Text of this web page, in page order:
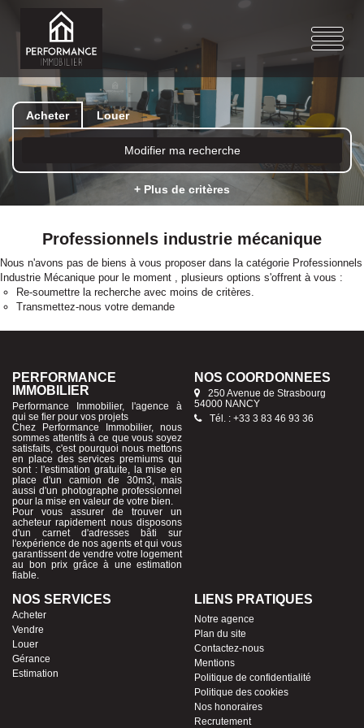
Acheter Louer
Modifier ma recherche
+ Plus de critères
Professionnels industrie mécanique
Nous n'avons pas de biens à vous proposer dans la catégorie Professionnels
Industrie Mécanique pour le moment , plusieurs options s'offrent à vous :
Re-soumettre la recherche avec moins de critères.
Transmettez-nous votre demande
PERFORMANCE
IMMOBILIER
Performance Immobilier, l'agence à
qui se fier pour vos projets
Chez Performance Immobilier, nous
sommes attentifs à ce que vous soyez
satisfaits, c'est pourquoi nous mettons
en place des services premiums qui
sont : l'estimation gratuite, la mise en
place d'un camion de 30m3, mais
aussi d'un photographe professionnel
pour la mise en valeur de votre bien.
Pour vous assurer de trouver un
acheteur rapidement nous disposons
d'un carnet d'adresses bâti sur
l'expérience de nos agents et qui vous
garantissent de vendre votre logement
au bon prix grâce à une estimation
fiable.
NOS COORDONNÉES
250 Avenue de Strasbourg
54000 NANCY
Tél. : +33 3 83 46 93 36
NOS SERVICES
Acheter
Vendre
Louer
Gérance
Estimation
LIENS PRATIQUES
Notre agence
Plan du site
Contactez-nous
Mentions
Politique de confidentialité
Politique des cookies
Nos honoraires
Recrutement